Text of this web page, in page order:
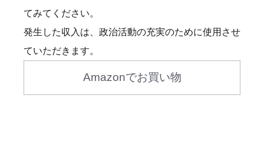
てみてください。
発生した収入は、政治活動の充実のために使用させ
ていただきます。
Amazonでお買い物